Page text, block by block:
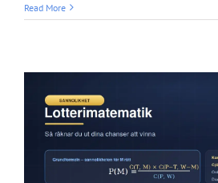
Strategier,
Read More